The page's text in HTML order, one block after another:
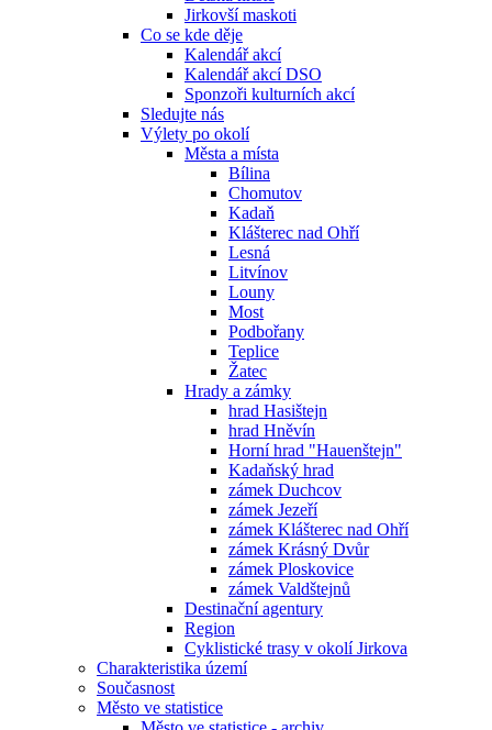
Jirkovší maskoti
Co se kde děje
Kalendář akcí
Kalendář akcí DSO
Sponzoři kulturních akcí
Sledujte nás
Výlety po okolí
Města a místa
Bílina
Chomutov
Kadaň
Klášterec nad Ohří
Lesná
Litvínov
Louny
Most
Podbořany
Teplice
Žatec
Hrady a zámky
hrad Hasištejn
hrad Hněvín
Horní hrad "Hauenštejn"
Kadaňský hrad
zámek Duchcov
zámek Jezeří
zámek Klášterec nad Ohří
zámek Krásný Dvůr
zámek Ploskovice
zámek Valdštejnů
Destinační agentury
Region
Cyklistické trasy v okolí Jirkova
Charakteristika území
Současnost
Město ve statistice